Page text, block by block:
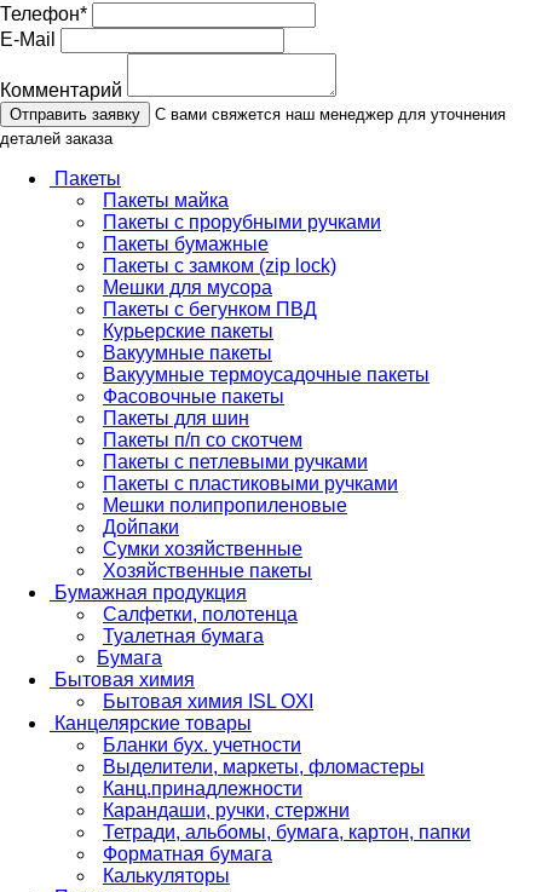
Телефон*
E-Mail
Комментарий
Отправить заявку
С вами свяжется наш менеджер для уточнения
деталей заказа
Пакеты
Пакеты майка
Пакеты с прорубными ручками
Пакеты бумажные
Пакеты с замком (zip lock)
Мешки для мусора
Пакеты с бегунком ПВД
Курьерские пакеты
Вакуумные пакеты
Вакуумные термоусадочные пакеты
Фасовочные пакеты
Пакеты для шин
Пакеты п/п со скотчем
Пакеты с петлевыми ручками
Пакеты с пластиковыми ручками
Мешки полипропиленовые
Дойпаки
Сумки хозяйственные
Хозяйственные пакеты
Бумажная продукция
Салфетки, полотенца
Туалетная бумага
Бумага
Бытовая химия
Бытовая химия ISL OXI
Канцелярские товары
Бланки бух. учетности
Выделители, маркеты, фломастеры
Канц.принадлежности
Карандаши, ручки, стержни
Тетради, альбомы, бумага, картон, папки
Форматная бумага
Калькуляторы